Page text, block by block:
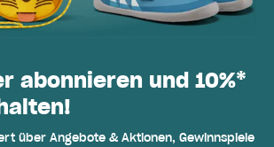
abonnieren und 10%*
über Angebote & Aktionen, Gewinnspiele